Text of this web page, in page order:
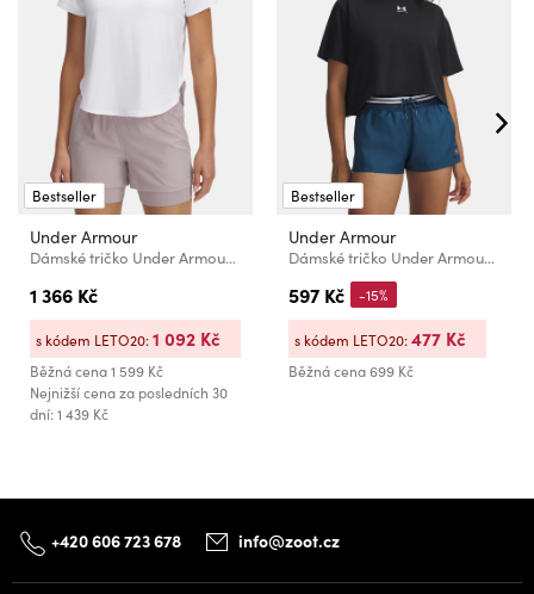
Bestseller
Under Armour
Dámské tričko Under Armour UA Launch Elite Shortsleeve
1 366 Kč
Běžná cena1 599 Kč
Nejnižší cena za posledních 30
dní: 1 439 Kč
s kódem LETO20:1 092 Kč
Bestseller
Under Armour
Dámské tričko Under Armour UA Rival Boxy Tee Solid
597 Kč
Běžná cena699 Kč
-15%
s kódem LETO20:477 Kč
+420 606 723 678 info@zoot.cz